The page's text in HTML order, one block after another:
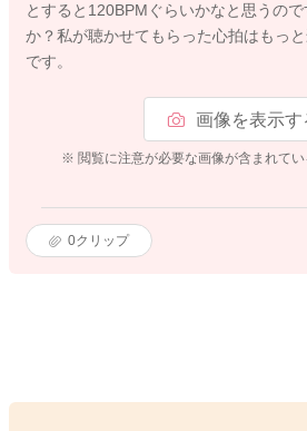
とすると120BPMぐらいかなと思うの
か？私が聴かせてもらった心拍はもっ
です。
画像を表示す
※ 閲覧に注意が必要な画像が含まれてい
0クリップ